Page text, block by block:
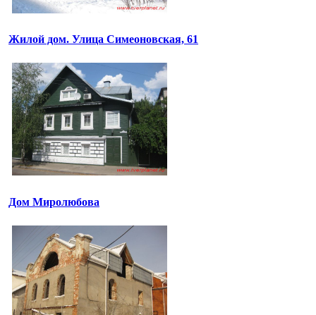
Жилой дом. Улица Симеоновская, 61
Дом Миролюбова